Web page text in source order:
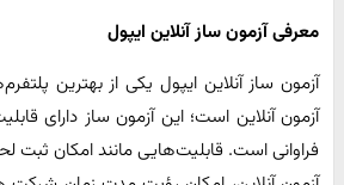
معرفی آزمون ساز آنلاین ایپول
آزمون ساز آنلاین ایپول یکی از بهترین
آزمون آنلاین است؛ این آزمون ساز دارای
فراوانی است. قابلیت‌هایی مانند امکان ثبت